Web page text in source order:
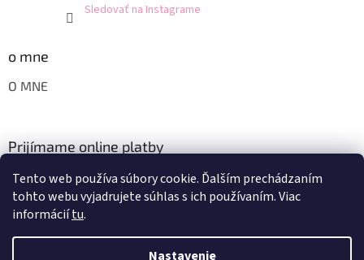
Tento web používa súbory cookie. Ďalším prechádzaním
tohto webu vyjadrujete súhlas s ich používaním. Viac
informáciítu.
Nastavenie
Sledovať na Instagrame
o mne
O MNE
Prijímame online platby